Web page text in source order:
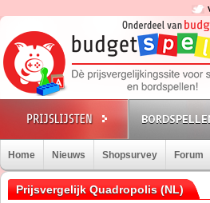
Home Nieuws Shopsurvey Forum
Prijsvergelijk Quadropolis (NL)